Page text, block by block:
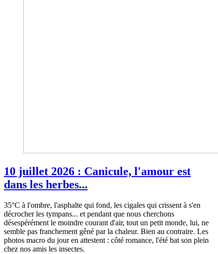
10 juillet 2026 : Canicule, l'amour est
dans les herbes...
35°C à l'ombre, l'asphalte qui fond, les cigales qui crissent à s'en
décrocher les tympans... et pendant que nous cherchons
désespérément le moindre courant d'air, tout un petit monde, lui, ne
semble pas franchement gêné par la chaleur. Bien au contraire. Les
photos macro du jour en attestent : côté romance, l'été bat son plein
chez nos amis les insectes.